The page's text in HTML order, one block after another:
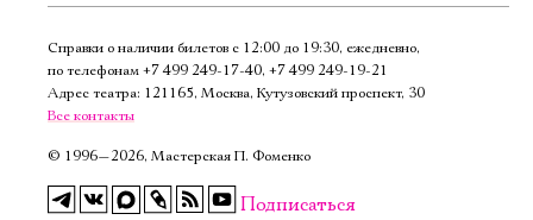
Справки о наличии билетов с 12:00 до 19:30, ежедневно,
по телефонам +7 499 249‑17‑40, +7 499 249‑19‑21
Адрес театра: 121165, Москва, Кутузовский проспект, 30
Все контакты
© 1996—2026, Мастерская П. Фоменко
Подписаться